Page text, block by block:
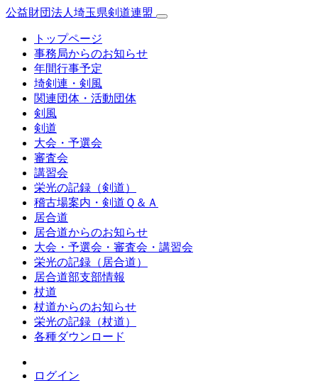
公益財団法人埼玉県剣道連盟
トップページ
事務局からのお知らせ
年間行事予定
埼剣連・剣風
関連団体・活動団体
剣風
剣道
大会・予選会
審査会
講習会
栄光の記録（剣道）
稽古場案内・剣道Ｑ＆Ａ
居合道
居合道からのお知らせ
大会・予選会・審査会・講習会
栄光の記録（居合道）
居合道部支部情報
杖道
杖道からのお知らせ
栄光の記録（杖道）
各種ダウンロード
ログイン